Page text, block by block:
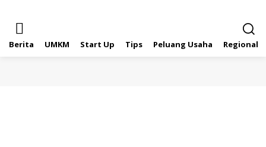
Berita UMKM Start Up Tips Peluang Usaha Regional